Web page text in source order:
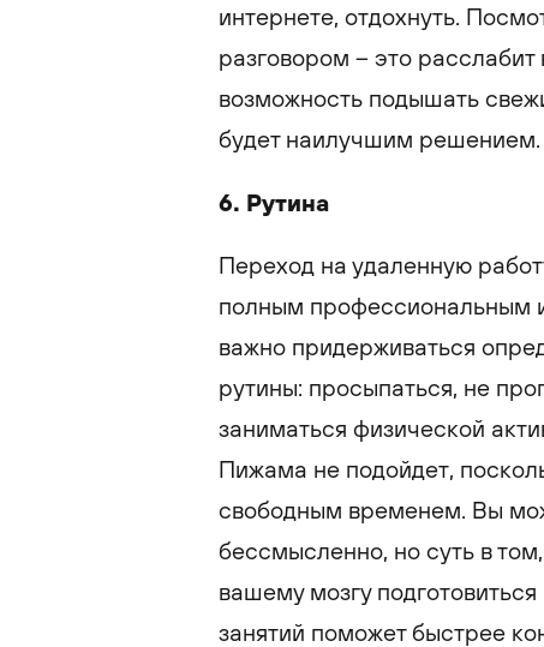
интернете, отдохнуть.
разговором – это
возможность подышать
будет наилучшим решением.
6. Рутина
Переход на удаленную
полным профессиональным
важно придерживаться
рутины: просыпаться, не
заниматься физической
Пижама не подойдет,
свободным временем. Вы
бессмысленно, но суть в
вашему мозгу
занятий поможет быстрее